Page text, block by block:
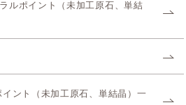
ルポイント（未加工原石、単結
ント（未加工原石、単結晶）一